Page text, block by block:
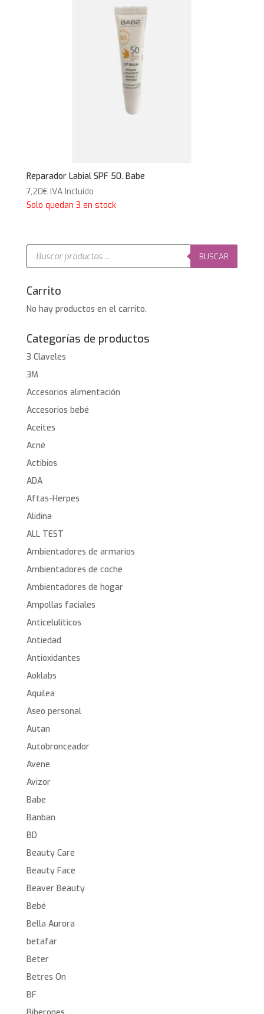
Reparador Labial SPF 50. Babe
7,20€ IVA Incluido
Solo quedan 3 en stock
Búsqueda
productos
BUSCAR
Carrito
No hay productos en el carrito.
Categorías de productos
3 Claveles
3M
Accesorios alimentación
Accesorios bebé
Aceites
Acné
Actibios
ADA
Aftas-Herpes
Alidina
ALL TEST
Ambientadores de armarios
Ambientadores de coche
Ambientadores de hogar
Ampollas faciales
Anticelulíticos
Antiedad
Antioxidantes
Aoklabs
Aquilea
Aseo personal
Autan
Autobronceador
Avene
Avizor
Babe
Banban
BD
Beauty Care
Beauty Face
Beaver Beauty
Bebé
Bella Aurora
betafar
Beter
Betres On
BF